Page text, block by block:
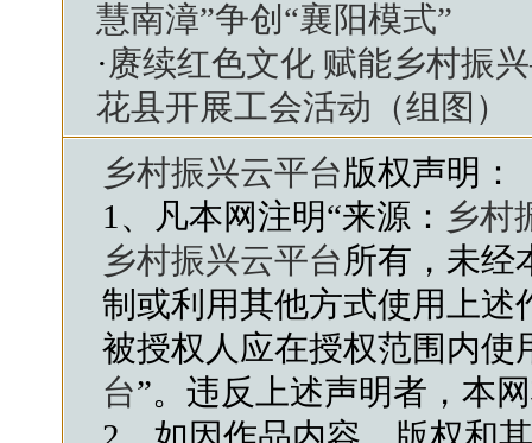
慧南漳”争创“襄阳模式”
·赓续红色文化 赋能乡村振
花县开展工会活动（组图）
乡村振兴云平台版权声明：
1、凡本网注明“来源： 乡村
乡村振兴云平台所有，未经
制或利用其他方式使用上述
被授权人应在授权范围内使
台”。违反上述声明者，本